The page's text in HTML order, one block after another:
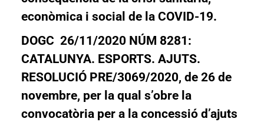
econòmica i social de la COVID-19.
DOGC 26/11/2020 NÚM 8281:
CATALUNYA. ESPORTS. AJUTS.
RESOLUCIÓ PRE/3069/2020, de 26 de
novembre, per la qual s’obre la
convocatòria per a la concessió d’ajuts